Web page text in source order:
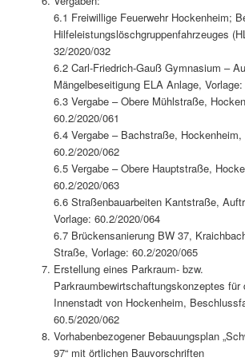
6.1 Freiwillige Feuerwehr Hockenheim;
Hilfeleistungslöschgruppenfahrzeuges
32/2020/032
6.2 Carl-Friedrich-Gauß Gymnasium –
Mängelbeseitigung ELA Anlage,
6.3 Vergabe – Obere Mühlstraße,
60.2/2020/061
6.4 Vergabe – Bachstraße, Hockenheim,
60.2/2020/062
6.5 Vergabe – Obere Hauptstraße,
60.2/2020/063
6.6 Straßenbauarbeiten Kantstraße,
Vorlage: 60.2/2020/064
6.7 Brückensanierung BW 37,
Straße, Vorlage: 60.2/2020/065
Erstellung eines Parkraum- bzw.
Parkraumbewirtschaftungskonzeptes für
Innenstadt von Hockenheim,
60.5/2020/062
Vorhabenbezogener Bebauungsplan
97“ mit örtlichen Bauvorschriften